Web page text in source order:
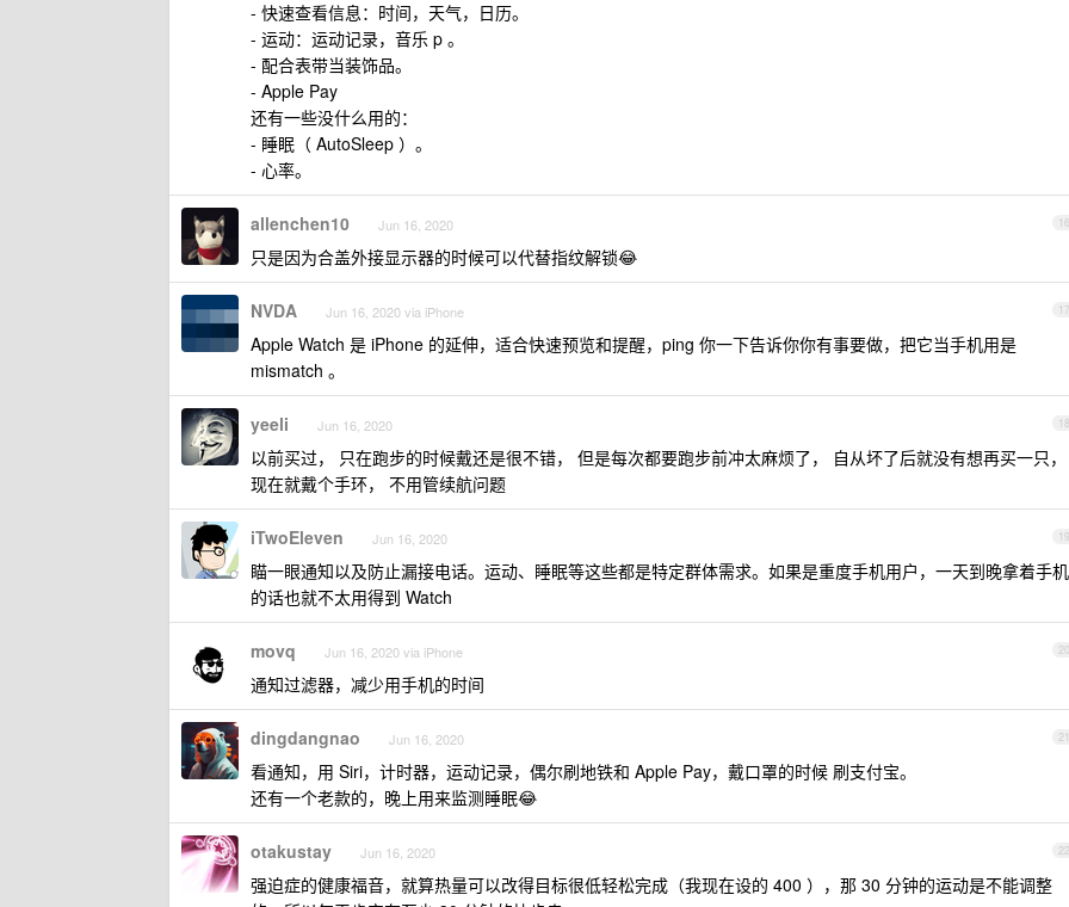
- 快速查看信息：时间，天气，日历。
- 运动：运动记录，音乐 p 。
- 配合表带当装饰品。
- Apple Pay
还有一些没什么用的：
- 睡眠（ AutoSleep ）。
- 心率。
16
allenchen10 Jun 16, 2020
只是因为合盖外接显示器的时候可以代替指纹解锁😂
17
NVDA Jun 16, 2020 via iPhone
Apple Watch 是 iPhone 的延伸，适合快速预览和提醒，ping 你一下告诉你你有事要做，把它当手机用是
mismatch 。
18
yeeli Jun 16, 2020
以前买过， 只在跑步的时候戴还是很不错， 但是每次都要跑步前冲太麻烦了， 自从坏了后就没有想再买一只，
现在就戴个手环， 不用管续航问题
19
iTwoEleven Jun 16, 2020
瞄一眼通知以及防止漏接电话。运动、睡眠等这些都是特定群体需求。如果是重度手机用户，一天到晚拿着手机
的话也就不太用得到 Watch
20
movq Jun 16, 2020 via iPhone
通知过滤器，减少用手机的时间
21
dingdangnao Jun 16, 2020
看通知，用 Siri，计时器，运动记录，偶尔刷地铁和 Apple Pay，戴口罩的时候 刷支付宝。
还有一个老款的，晚上用来监测睡眠😂
22
otakustay Jun 16, 2020
强迫症的健康福音，就算热量可以改得目标很低轻松完成（我现在设的 400 ），那 30 分钟的运动是不能调整